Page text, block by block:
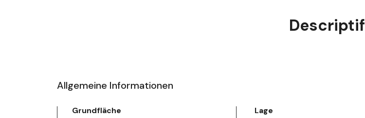
Descriptif
Allgemeine Informationen
Grundfläche
Lage